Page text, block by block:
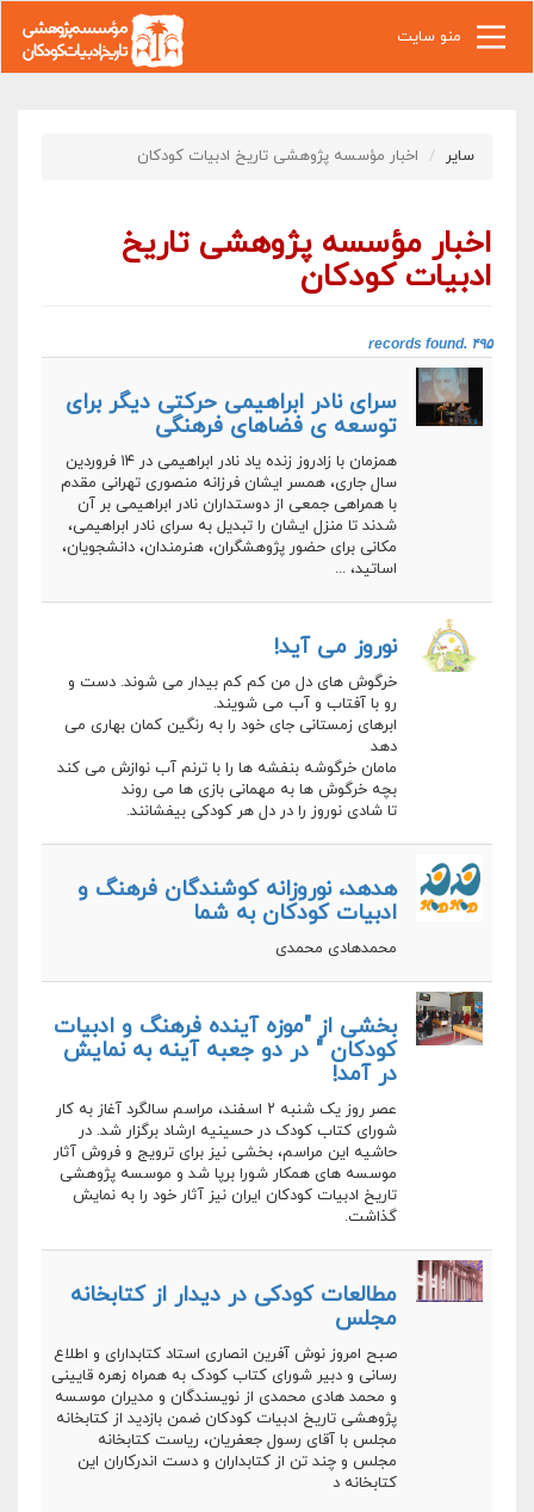
منو سایت
سایر اخبار مؤسسه پژوهشی تاریخ ادبیات کودکان
اخبار مؤسسه پژوهشی تاریخ
ادبیات کودکان
۴۹۵ records found.‎
سرای نادر ابراهیمی حرکتی دیگر برای
توسعه ی فضاهای فرهنگی
همزمان با زادروز زنده یاد نادر ابراهیمی در ۱۴ فروردین
سال جاری، همسر ایشان فرزانه منصوری تهرانی مقدم
با همراهی جمعی از دوستداران نادر ابراهیمی بر آن
شدند تا منزل ایشان را تبدیل به سرای نادر ابراهیمی،
مکانی برای حضور پژوهشگران، هنرمندان، دانشجویان،
اساتید، ...
نوروز می آید!
خرگوش های دل من کم کم بیدار می شوند. دست و
رو با آفتاب و آب می شویند.
ابرهای زمستانی جای خود را به رنگین کمان بهاری می
دهد
مامان خرگوشه بنفشه ها را با ترنم آب نوازش می کند
بچه خرگوش ها به مهمانی بازی ها می روند
تا شادی نوروز را در دل هر کودکی بیفشانند.
هدهد، نوروزانه کوشندگان فرهنگ و
ادبیات کودکان به شما
محمدهادی محمدی
بخشی از "موزه آینده فرهنگ و ادبیات
کودکان " در دو جعبه آینه به نمایش
در آمد!
عصر روز یک شنبه ۲ اسفند، مراسم سالگرد آغاز به کار
شورای کتاب کودک در حسینیه ارشاد برگزار شد. در
حاشیه این مراسم، بخشی نیز برای ترویج و فروش آثار
موسسه های همکار شورا برپا شد و موسسه پژوهشی
تاریخ ادبیات کودکان ایران نیز آثار خود را به نمایش
گذاشت.
مطالعات کودکی در دیدار از کتابخانه
مجلس
صبح امروز نوش آفرین انصاری استاد کتابدارای و اطلاع
رسانی و دبیر شورای کتاب کودک به همراه زهره قایینی
و محمد هادی محمدی از نویسندگان و مدیران موسسه
پژوهشی تاریخ ادبیات کودکان ضمن بازدید از کتابخانه
مجلس با آقای رسول جعفریان، ‌ریاست کتابخانه
مجلس و چند تن از کتابداران و دست اندرکاران این
کتابخانه د